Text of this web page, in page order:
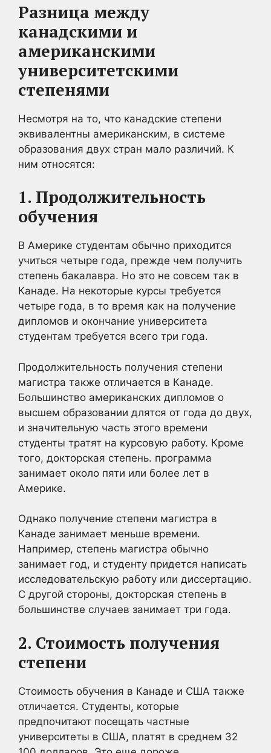
Разница между
канадскими и
американскими
университетскими
степенями
Несмотря на то, что канадские степени
эквивалентны американским, в системе
образования двух стран мало различий. К
ним относятся:
1. Продолжительность
обучения
В Америке студентам обычно приходится
учиться четыре года, прежде чем получить
степень бакалавра. Но это не совсем так в
Канаде. На некоторые курсы требуется
четыре года, в то время как на получение
дипломов и окончание университета
студентам требуется всего три года.
Продолжительность получения степени
магистра также отличается в Канаде.
Большинство американских дипломов о
высшем образовании длятся от года до двух,
и значительную часть этого времени
студенты тратят на курсовую работу. Кроме
того, докторская степень. программа
занимает около пяти или более лет в
Америке.
Однако получение степени магистра в
Канаде занимает меньше времени.
Например, степень магистра обычно
занимает год, и студенту придется написать
исследовательскую работу или диссертацию.
С другой стороны, докторская степень в
большинстве случаев занимает три года.
2. Стоимость получения
степени
Стоимость обучения в Канаде и США также
отличается. Студенты, которые
предпочитают посещать частные
университеты в США, платят в среднем 32